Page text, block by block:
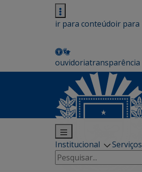
ir para conteúdoir para
ouvidoriatransparência
Institucional Serviços
Pesquisar
por: